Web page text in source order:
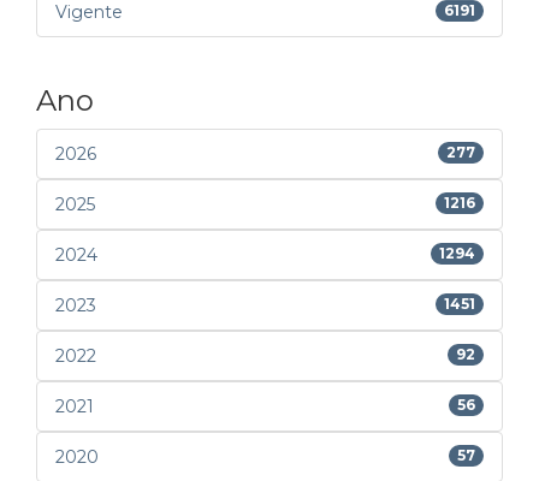
Vigente 6191
Ano
2026 277
2025 1216
2024 1294
2023 1451
2022 92
2021 56
2020 57